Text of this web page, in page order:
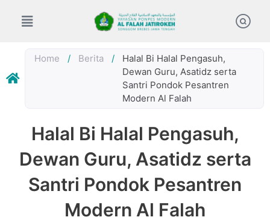
Home / Berita /
Halal Bi Halal Pengasuh,
Dewan Guru, Asatidz serta
Santri Pondok Pesantren
Modern Al Falah
Halal Bi Halal Pengasuh,
Dewan Guru, Asatidz serta
Santri Pondok Pesantren
Modern Al Falah